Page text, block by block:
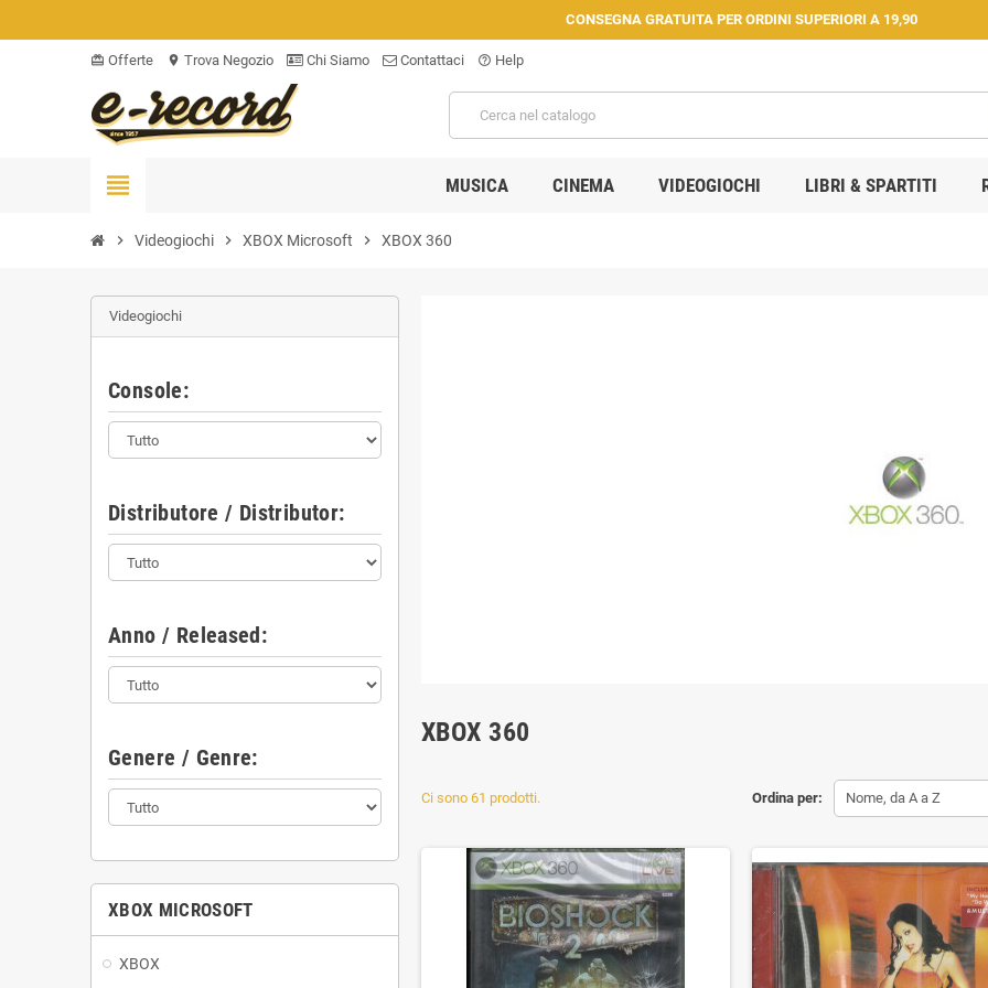
CONSEGNA GRATUITA PER ORDINI SUPERIORI A 19,90
card_giftcard Offerte location_on Trova Negozio Chi Siamo Contattaci help_outline Help
view_headline MUSICA CINEMA VIDEOGIOCHI LIBRI & SPARTITI
chevron_right Videogiochi chevron_right XBOX Microsoft chevron_right XBOX 360
Videogiochi
Console:
Distributore / Distributor:
Anno / Released:
Genere / Genre:
XBOX MICROSOFT
XBOX
XBOX 360
Ordina per: Nome, da A a Z
Ci sono 61 prodotti.